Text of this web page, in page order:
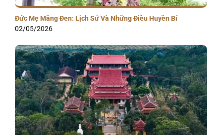
Đức Mẹ Măng Đen: Lịch Sử Và Những Điều Huyền Bí
02/05/2026